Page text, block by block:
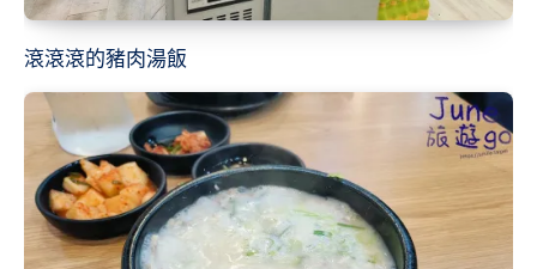
滾滾滾的豬肉湯飯